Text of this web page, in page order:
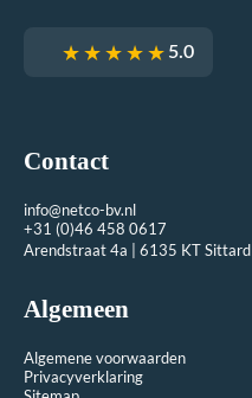
★★★★★ 5.0
Contact
info@netco-bv.nl
+31 (0)46 458 0617
Arendstraat 4a | 6135 KT Sittard
Algemeen
Algemene voorwaarden
Privacyverklaring